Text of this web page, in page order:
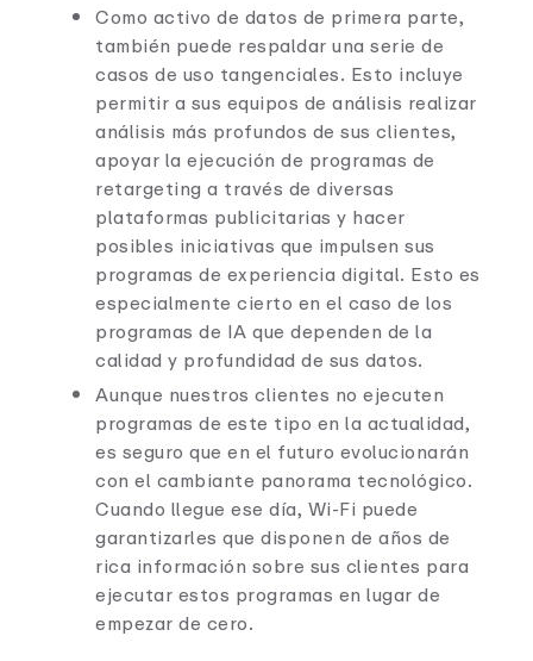
Como activo de datos de primera parte,
también puede respaldar una serie de
casos de uso tangenciales. Esto incluye
permitir a sus equipos de análisis realizar
análisis más profundos de sus clientes,
apoyar la ejecución de programas de
retargeting a través de diversas
plataformas publicitarias y hacer
posibles iniciativas que impulsen sus
programas de experiencia digital. Esto es
especialmente cierto en el caso de los
programas de IA que dependen de la
calidad y profundidad de sus datos.
Aunque nuestros clientes no ejecuten
programas de este tipo en la actualidad,
es seguro que en el futuro evolucionarán
con el cambiante panorama tecnológico.
Cuando llegue ese día, Wi-Fi puede
garantizarles que disponen de años de
rica información sobre sus clientes para
ejecutar estos programas en lugar de
empezar de cero.